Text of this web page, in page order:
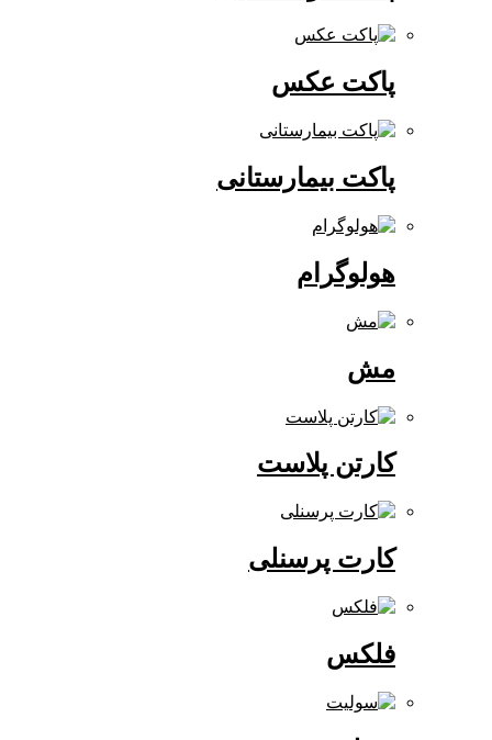
پاکت عکس
پاکت بیمارستانی
هولوگرام
کارتن پلاست
کارت پرسنلی